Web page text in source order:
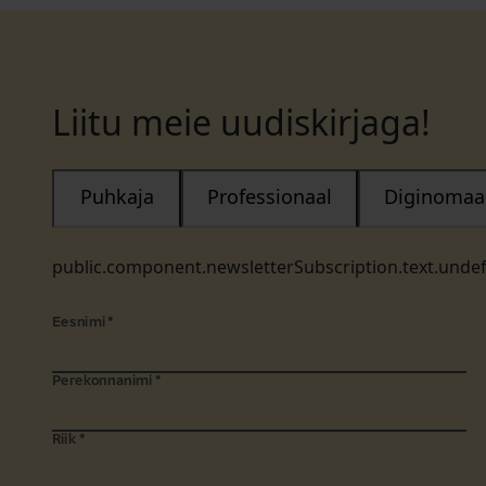
Liitu meie uudiskirjaga!
Puhkaja Professionaal
Eesnimi *
Perekonnanimi *
Riik *